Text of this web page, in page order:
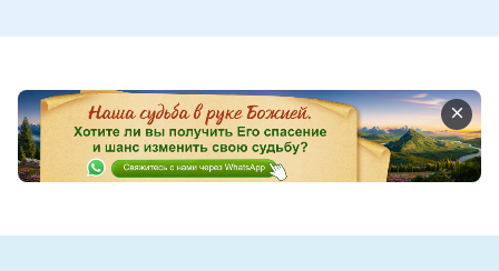
покажут, что слова Его – истина, путь и жизнь;
покажут, что слова Его – истина, путь и жизнь.
новые песни»